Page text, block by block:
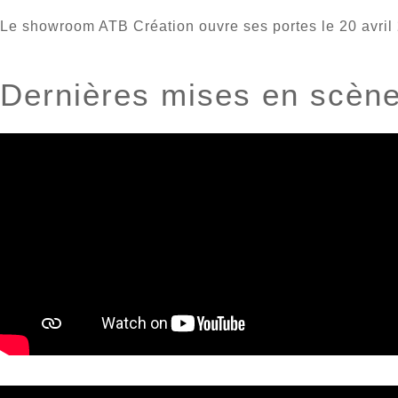
Le showroom ATB Création ouvre ses portes le 20 avril
Dernières mises en scène